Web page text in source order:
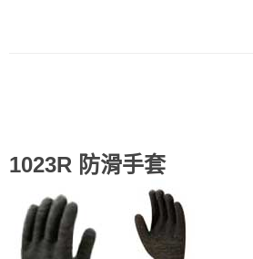
1023R 防滑手套